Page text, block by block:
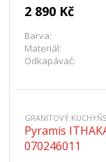
2 890 Kč
Barva:
Materiál:
Odkapávač:
GRANITOVÝ
Pyramis
070246011